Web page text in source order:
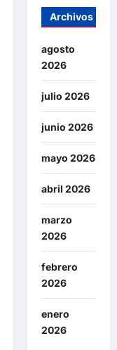
Archivos
agosto
2026
julio 2026
junio 2026
mayo 2026
abril 2026
marzo
2026
febrero
2026
enero
2026